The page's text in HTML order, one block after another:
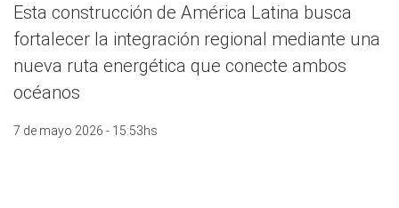
Esta construcción de América Latina busca
fortalecer la integración regional mediante una
nueva ruta energética que conecte ambos
océanos
7 de mayo 2026 - 15:53hs